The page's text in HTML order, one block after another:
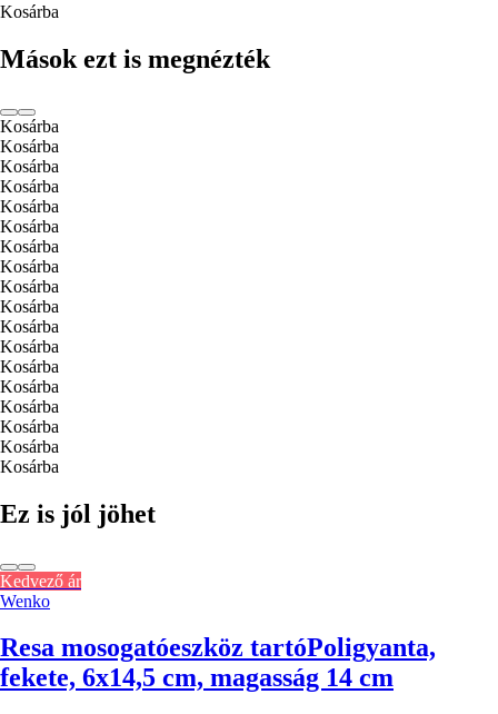
Kosárba
Mások ezt is megnézték
Kosárba
Kosárba
Kosárba
Kosárba
Kosárba
Kosárba
Kosárba
Kosárba
Kosárba
Kosárba
Kosárba
Kosárba
Kosárba
Kosárba
Kosárba
Kosárba
Kosárba
Kosárba
Ez is jól jöhet
Kedvező ár
Wenko
Resa mosogatóeszköz tartóPoligyanta,
fekete, 6x14,5 cm, magasság 14 cm